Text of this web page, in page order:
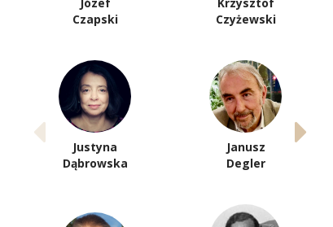
Czapski
Czyżewski
Justyna
Dąbrowska
Janusz
Degler